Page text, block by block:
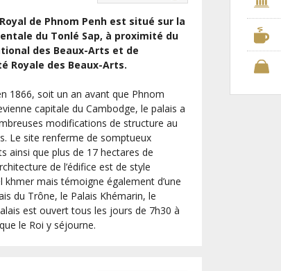
de Phnom Penh est situé sur la
du Tonlé Sap, à proximité du
des Beaux-Arts et de
Royale des Beaux-Arts.
1866, soit un an avant que Phnom
capitale du Cambodge, le palais a
modifications de structure au
Le site renferme de somptueux
ainsi que plus de 17 hectares de
de l’édifice est de style
khmer mais témoigne également d’une
du Trône, le Palais Khémarin, le
est ouvert tous les jours de 7h30 à
le Roi y séjourne.